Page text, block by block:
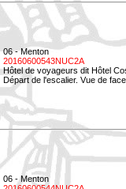
06 - Menton
20160600543NUC2A
Hôtel de voyageurs dit Hôtel
Départ de l'escalier. Vue de
06 - Menton